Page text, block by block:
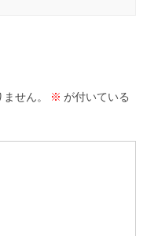
せん。 ※ が付いている